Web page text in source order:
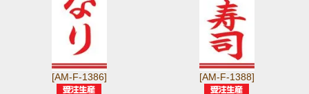
[AM-F-1386] [AM-F-1388]